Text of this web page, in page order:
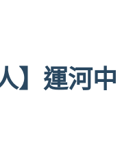
】運河中